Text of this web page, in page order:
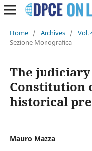
Home / Archives / Vol.
Sezione Monografica
The
Constitution
historical
Mauro Mazza